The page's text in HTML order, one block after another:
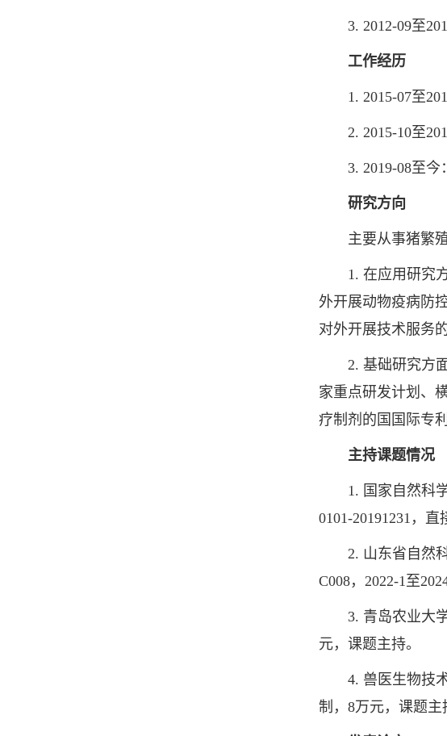
3. 2012-09至
工作经历
1. 2015-07至
2. 2015-10至
3. 2019-08至今
研究方向
主要从事猪繁殖
1. 在应用研究方
外开展动物疫病防
对外开展技术服务
2. 基础研究方面
家重点研发计划、
疗制剂的国国际专
主持课题情况
1. 国家自然科学
0101-20191231，直
2. 山东省自然科
C008，2022-1至
3. 青岛农业大学
元，课题主持。
4. 兽医生物技术
制，8万元，课题主